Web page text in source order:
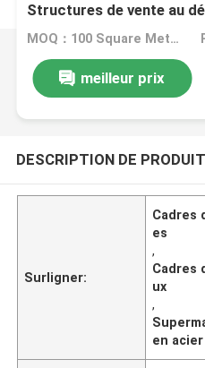
Structures de vente au
efficaces
MOQ：100 Square Meters
meilleur prix
DESCRIPTION DE PRODUIT
Surligner:
Cadres
es
,
Cadres
ux
,
en acier